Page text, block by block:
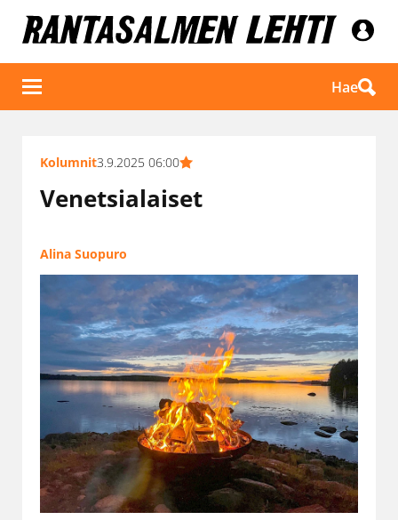
Hae
Kolumnit3.9.2025 06:00
Venetsialaiset
Alina Suopuro